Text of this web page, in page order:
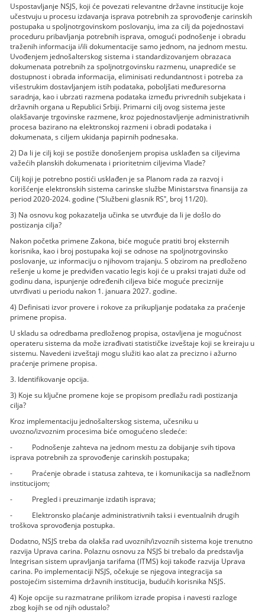
Uspostavljanje NSJS, koji će povezati relevantne državne institucije koje
učestvuju u procesu izdavanja isprava potrebnih za sprovođenje carinskih
postupaka u spoljnotrgovinskom poslovanju, ima za cilj da pojednostavi
proceduru pribavljanja potrebnih isprava, omogući podnošenje i obradu
traženih informacija i/ili dokumentacije samo jednom, na jednom mestu.
Uvođenjem jednošalterskog sistema i standardizovanjem obrazaca
dokumenata potrebnih za spoljnotrgovinsku razmenu, unaprediće se
dostupnost i obrada informacija, eliminisati redundantnost i potreba za
višestrukim dostavljanjem istih podataka, poboljšati međuresorna
saradnja, kao i ubrzati razmena podataka između privrednih subjekata i
državnih organa u Republici Srbiji. Primarni cilj ovog sistema jeste
olakšavanje trgovinske razmene, kroz pojednostavljenje administrativnih
procesa bazirano na elektronskoj razmeni i obradi podataka i
dokumenata, s ciljem ukidanja papirnih podnesaka.
2) Da li je cilj koji se postiže donošenjem propisa usklađen sa ciljevima
važećih planskih dokumenata i prioritetnim ciljevima Vlade?
Cilj koji je potrebno postići usklađen je sa Planom rada za razvoj i
korišćenje elektronskih sistema carinske službe Ministarstva finansija za
period 2020-2024. godine (“Službeni glasnik RSˮ, broj 11/20).
3) Na osnovu kog pokazatelja učinka se utvrđuje da li je došlo do
postizanja cilja?
Nakon početka primene Zakona, biće moguće pratiti broj eksternih
korisnika, kao i broj postupaka koji se odnose na spoljnotrgovinsko
poslovanje, uz informaciju o njihovom trajanju. S obzirom na predloženo
rešenje u kome je predviđen vacatio legis koji će u praksi trajati duže od
godinu dana, ispunjenje određenih ciljeva biće moguće preciznije
utvrđivati u periodu nakon 1. januara 2027. godine.
4) Definisati izvor provere i rokove za prikupljanje podataka za praćenje
primene propisa.
U skladu sa odredbama predloženog propisa, ostavljena je mogućnost
operateru sistema da može izrađivati statističke izveštaje koji se kreiraju u
sistemu. Navedeni izveštaji mogu služiti kao alat za precizno i ažurno
praćenje primene propisa.
3. Identifikovanje opcija.
3) Koje su ključne promene koje se propisom predlažu radi postizanja
cilja?
Kroz implementaciju jednošalterskog sistema, učesniku u
uvozno/izvoznim procesima biće omogućeno sledeće:
- Podnošenje zahteva na jednom mestu za dobijanje svih tipova
isprava potrebnih za sprovođenje carinskih postupaka;
- Praćenje obrade i statusa zahteva, te i komunikacija sa nadležnom
institucijom;
- Pregled i preuzimanje izdatih isprava;
- Elektronsko plaćanje administrativnih taksi i eventualnih drugih
troškova sprovođenja postupka.
Dodatno, NSJS treba da olakša rad uvoznih/izvoznih sistema koje trenutno
razvija Uprava carina. Polaznu osnovu za NSJS bi trebalo da predstavlja
Integrisan sistem upravljanja tarifama (ITMS) koji takođe razvija Uprava
carina. Po implementaciji NSJS, očekuje se njegova integracija sa
postojećim sistemima državnih institucija, budućih korisnika NSJS.
4) Koje opcije su razmatrane prilikom izrade propisa i navesti razloge
zbog kojih se od njih odustalo?